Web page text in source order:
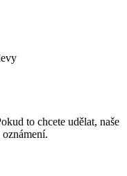
to chcete udělat, naše